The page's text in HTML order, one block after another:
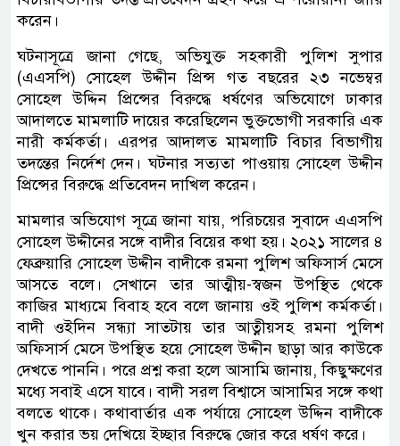
করেন।
ঘটনাসূত্রে জানা গেছে, অভিযুক্ত সহকারী পুলিশ সুপার
(এএসপি) সোহেল উদ্দীন প্রিন্স গত বছরের ২৩ নভেম্বর
সোহেল উদ্দিন প্রিন্সের বিরুদ্ধে ধর্ষণের অভিযোগে ঢাকার
আদালতে মামলাটি দায়ের করেছিলেন ভুক্তভোগী সরকারি এক
নারী কর্মকর্তা। এরপর আদালত মামলাটি বিচার বিভাগীয়
তদন্তের নির্দেশ দেন। ঘটনার সত্যতা পাওয়ায় সোহেল উদ্দীন
প্রিন্সের বিরুদ্ধে প্রতিবেদন দাখিল করেন।
মামলার অভিযোগ সূত্রে জানা যায়, পরিচয়ের সুবাদে এএসপি
সোহেল উদ্দীনের সঙ্গে বাদীর বিয়ের কথা হয়। ২০২১ সালের ৪
ফেব্রুয়ারি সোহেল উদ্দীন বাদীকে রমনা পুলিশ অফিসার্স মেসে
আসতে বলে। সেখানে তার আত্মীয়-স্বজন উপস্থিত থেকে
কাজির মাধ্যমে বিবাহ হবে বলে জানায় ওই পুলিশ কর্মকর্তা।
বাদী ওইদিন সন্ধ্যা সাতটায় তার আত্নীয়সহ রমনা পুলিশ
অফিসার্স মেসে উপস্থিত হয়ে সোহেল উদ্দীন ছাড়া আর কাউকে
দেখতে পাননি। পরে প্রশ্ন করা হলে আসামি জানায়, কিছুক্ষণের
মধ্যে সবাই এসে যাবে। বাদী সরল বিশ্বাসে আসামির সঙ্গে কথা
বলতে থাকে। কথাবার্তার এক পর্যায়ে সোহেল উদ্দিন বাদীকে
খুন করার ভয় দেখিয়ে ইচ্ছার বিরুদ্ধে জোর করে ধর্ষণ করে।